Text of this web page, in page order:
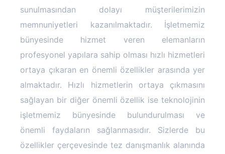
sunulmasından dolayı müşterilerimizin
memnuniyetleri kazanılmaktadır. İşletmemiz
bünyesinde hizmet veren elemanların
profesyonel yapılara sahip olması hızlı hizmetleri
ortaya çıkaran en önemli özellikler arasında yer
almaktadır. Hızlı hizmetlerin ortaya çıkmasını
sağlayan bir diğer önemli özellik ise teknolojinin
işletmemiz bünyesinde bulundurulması ve
önemli faydaların sağlanmasıdır. Sizlerde bu
özellikler çerçevesinde tez danışmanlık alanında